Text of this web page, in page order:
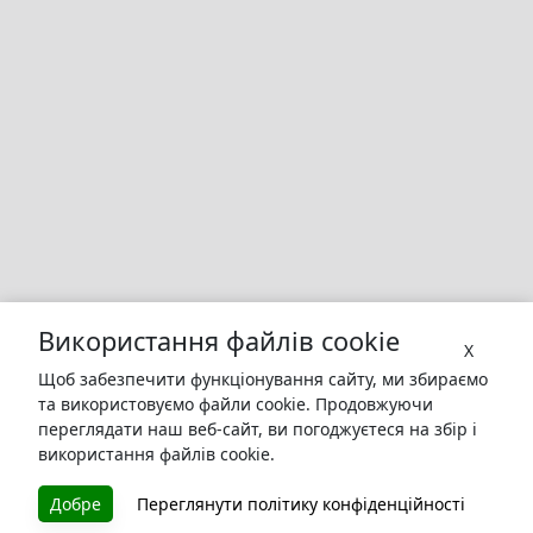
X
Використання файлів cookie
Щоб забезпечити функціонування сайту, ми збираємо
та використовуємо файли cookie. Продовжуючи
переглядати наш веб-сайт, ви погоджуєтеся на збір і
використання файлів cookie.
Добре Переглянути політику конфіденційності